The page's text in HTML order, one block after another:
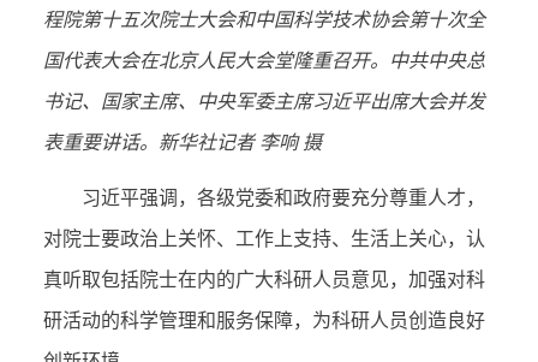
程院第十五次院士大会和中国科学技术协会第十次全
国代表大会在北京人民大会堂隆重召开。中共中央总
书记、国家主席、中央军委主席习近平出席大会并发
表重要讲话。新华社记者 李响 摄
习近平强调，各级党委和政府要充分尊重人才，
对院士要政治上关怀、工作上支持、生活上关心，认
真听取包括院士在内的广大科研人员意见，加强对科
研活动的科学管理和服务保障，为科研人员创造良好